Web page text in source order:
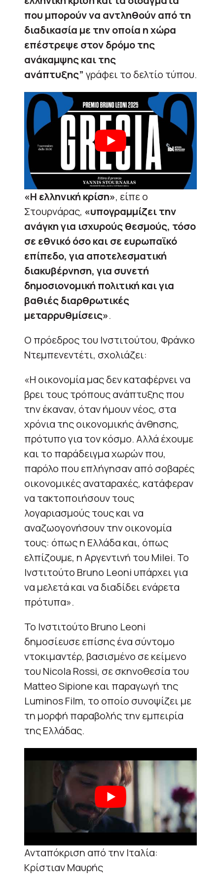
που μπορούν να αντληθούν από τη
διαδικασία με την οποία η χώρα
επέστρεψε στον δρόμο της
ανάκαμψης και της
ανάπτυξης” γράφει το δελτίο τύπου.
«Η ελληνική κρίση», είπε ο
Στουρνάρας, «υπογραμμίζει την
ανάγκη για ισχυρούς θεσμούς, τόσο
σε εθνικό όσο και σε ευρωπαϊκό
επίπεδο, για αποτελεσματική
διακυβέρνηση, για συνετή
δημοσιονομική πολιτική και για
βαθιές διαρθρωτικές
μεταρρυθμίσεις».
Ο πρόεδρος του Ινστιτούτου, Φράνκο
Ντεμπενεντέτι, σχολιάζει:
«Η οικονομία μας δεν καταφέρνει να
βρει τους τρόπους ανάπτυξης που
την έκαναν, όταν ήμουν νέος, στα
χρόνια της οικονομικής άνθησης,
πρότυπο για τον κόσμο. Αλλά έχουμε
και το παράδειγμα χωρών που,
παρόλο που επλήγησαν από σοβαρές
οικονομικές αναταραχές, κατάφεραν
να τακτοποιήσουν τους
λογαριασμούς τους και να
αναζωογονήσουν την οικονομία
τους: όπως η Ελλάδα και, όπως
ελπίζουμε, η Αργεντινή του Milei. Το
Ινστιτούτο Bruno Leoni υπάρχει για
να μελετά και να διαδίδει ενάρετα
πρότυπα».
Το Ινστιτούτο Bruno Leoni
δημοσίευσε επίσης ένα σύντομο
ντοκιμαντέρ, βασισμένο σε κείμενο
του Nicola Rossi, σε σκηνοθεσία του
Matteo Sipione και παραγωγή της
Luminos Film, το οποίο συνοψίζει με
τη μορφή παραβολής την εμπειρία
της Ελλάδας.
Ανταπόκριση από την Ιταλία:
Κρίστιαν Μαυρής